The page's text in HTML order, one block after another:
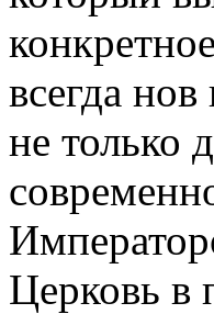
всегда
не только
Церковь в